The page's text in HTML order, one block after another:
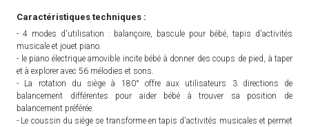
Caractéristiques techniques :
- 4 modes d'utilisation : balançoire, bascule pour bébé, tapis d'activités
musicale et jouet piano.
- le piano électrique amovible incite bébé à donner des coups de pied, à taper
et à explorer avec 56 mélodies et sons.
- La rotation du siège à 180° offre aux utilisateurs 3 directions de
balancement différentes pour aider bébé à trouver sa position de
balancement préférée.
- Le coussin du siège se transforme en tapis d'activités musicales et permet